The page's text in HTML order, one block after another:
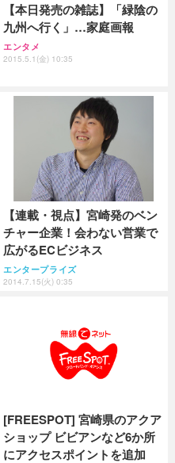
【本日発売の雑誌】「緑陰の
九州へ行く」…家庭画報
エンタメ
2015.5.1(金) 10:35
【連載・視点】宮崎発のベン
チャー企業！会わない営業で
広がるECビジネス
エンタープライズ
2014.7.15(火) 0:35
[FREESPOT] 宮崎県のアクア
ショップ ビビアンなど6か所
にアクセスポイントを追加